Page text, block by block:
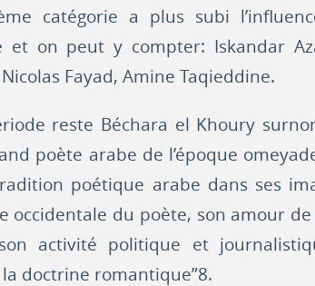
catégorie a plus subi
et on peut y compter: Iskandar
Fayad, Amine Taqieddine.
reste Béchara el Khoury
poète arabe de l’époque
poétique arabe dans ses
du poète, son amour
activité politique et
la doctrine romantique”8.